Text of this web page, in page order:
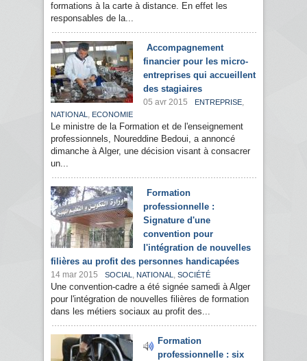
formations à la carte à distance. En effet les
responsables de la...
Accompagnement
financier pour les micro-
entreprises qui accueillent
des stagiaires
05 avr 2015 ENTREPRISE,
NATIONAL , ECONOMIE
Le ministre de la Formation et de l'enseignement
professionnels, Noureddine Bedoui, a annoncé
dimanche à Alger, une décision visant à consacrer
un...
Formation
professionnelle :
Signature d'une
convention pour
l'intégration de nouvelles
filières au profit des personnes handicapées
14 mar 2015 SOCIAL , NATIONAL , SOCIÉTÉ
Une convention-cadre a été signée samedi à Alger
pour l'intégration de nouvelles filières de formation
dans les métiers sociaux au profit des...
Formation
professionnelle : six